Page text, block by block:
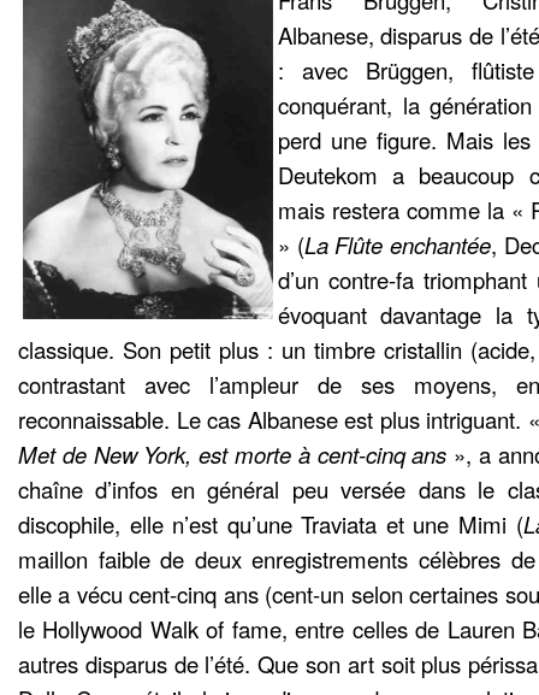
Albanese, disparus de
: avec Brüggen,
conquérant, la
perd une figure. Mais
Deutekom a beaucoup
mais restera comme la «
» (La Flûte enchantée,
d’un contre-fa
évoquant davantage la
classique. Son petit plus : un timbre cristallin
contrastant avec l’ampleur de ses moyens,
reconnaissable. Le cas Albanese est plus intriguant.
Met de New York, est morte à cent-cinq ans », a
chaîne d’infos en général peu versée dans le
discophile, elle n’est qu’une Traviata et une Mimi (
maillon faible de deux enregistrements célèbres
elle a vécu cent-cinq ans (cent-un selon certaines
le Hollywood Walk of fame, entre celles de Lauren
autres disparus de l’été. Que son art soit plus